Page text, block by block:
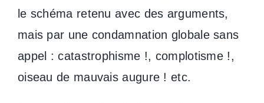
le schéma retenu avec des arguments,
mais par une condamnation globale sans
appel : catastrophisme !, complotisme !,
oiseau de mauvais augure ! etc.